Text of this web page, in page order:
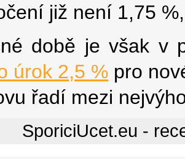
již není 1,75
době je však v
úrok 2,5 % pro
řadí mezi
SporiciUcet.eu -